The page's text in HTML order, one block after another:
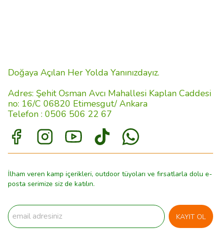
Doğaya Açılan Her Yolda Yanınızdayız.
Adres: Şehit Osman Avcı Mahallesi Kaplan Caddesi
no: 16/C 06820 Etimesgut/ Ankara
Telefon : 0506 506 22 67
İlham veren kamp içerikleri, outdoor tüyoları ve fırsatlarla dolu e-
posta serimize siz de katılın.
KAYIT OL